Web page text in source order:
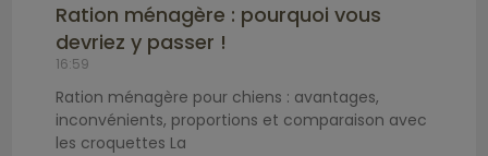
Ration ménagère : pourquoi vous
devriez y passer !
16:59
Ration ménagère pour chiens : avantages,
inconvénients, proportions et comparaison avec
les croquettes La